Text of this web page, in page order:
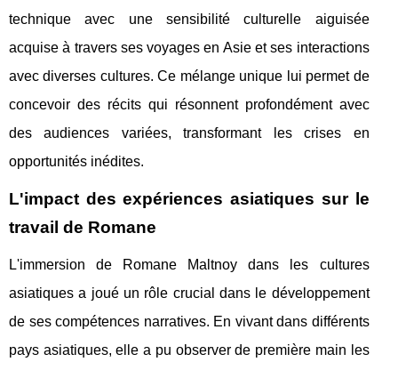
technique avec une sensibilité culturelle aiguisée
acquise à travers ses voyages en Asie et ses interactions
avec diverses cultures. Ce mélange unique lui permet de
concevoir des récits qui résonnent profondément avec
des audiences variées, transformant les crises en
opportunités inédites.
L'impact des expériences asiatiques sur le
travail de Romane
L'immersion de Romane Maltnoy dans les cultures
asiatiques a joué un rôle crucial dans le développement
de ses compétences narratives. En vivant dans différents
pays asiatiques, elle a pu observer de première main les